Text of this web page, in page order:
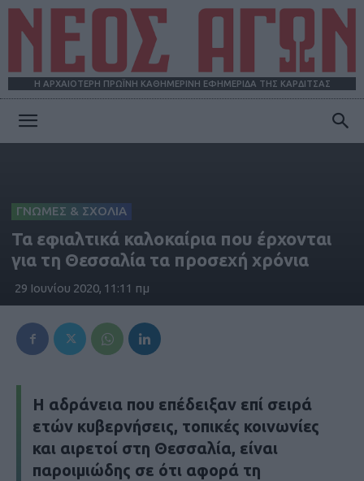
Η ΑΡΧΑΙΟΤΕΡΗ ΠΡΩΪΝΗ ΚΑΘΗΜΕΡΙΝΗ ΕΦΗΜΕΡΙΔΑ ΤΗΣ ΚΑΡΔΙΤΣΑΣ
ΓΝΩΜΕΣ & ΣΧΟΛΙΑ
Τα εφιαλτικά καλοκαίρια που έρχονται
για τη Θεσσαλία τα προσεχή χρόνια
29 Ιουνίου 2020, 11:11 πμ
Η αδράνεια που επέδειξαν επί σειρά
ετών κυβερνήσεις, τοπικές κοινωνίες
και αιρετοί στη Θεσσαλία, είναι
παροιμιώδης σε ότι αφορά τη